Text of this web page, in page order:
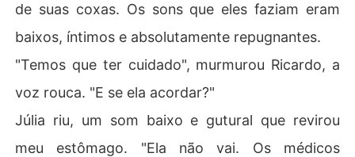
de suas coxas. Os sons que eles faziam eram
baixos, íntimos e absolutamente repugnantes.
"Temos que ter cuidado", murmurou Ricardo, a
voz rouca. "E se ela acordar?"
Júlia riu, um som baixo e gutural que revirou
meu estômago. "Ela não vai. Os médicos